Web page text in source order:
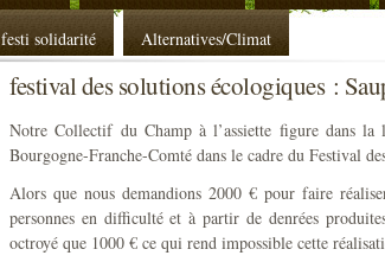
festi solidarité Alternatives/Climat
festival des solutions écologiques :
Notre Collectif du Champ à l’assiette figure dans
Bourgogne-Franche-Comté dans le cadre du Festival
Alors que nous demandions 2000 € pour faire
personnes en difficulté et à partir de denrées
octroyé que 1000 € ce qui rend impossible cette